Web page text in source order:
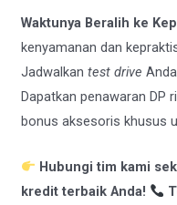
Waktunya Beralih ke
kenyamanan dan
Jadwalkan test drive
Dapatkan penawaran DP
bonus aksesoris khusus
Hubungi tim kami
kredit terbaik Anda!